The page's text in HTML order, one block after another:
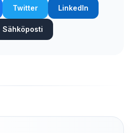
Twitter LinkedIn
Sähköposti